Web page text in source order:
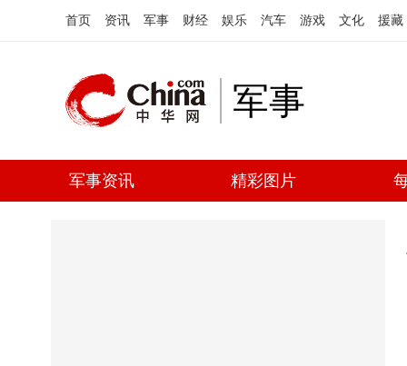
首页 资讯 军事 财经 娱乐 汽车 游戏 文化 援藏
军事
军事资讯 精彩图片